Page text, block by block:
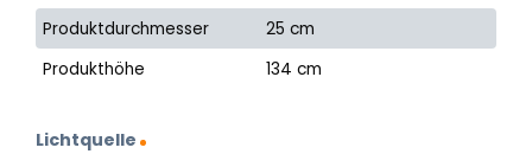
Produktdurchmesser
25 cm
Produkthöhe
134 cm
Lichtquelle